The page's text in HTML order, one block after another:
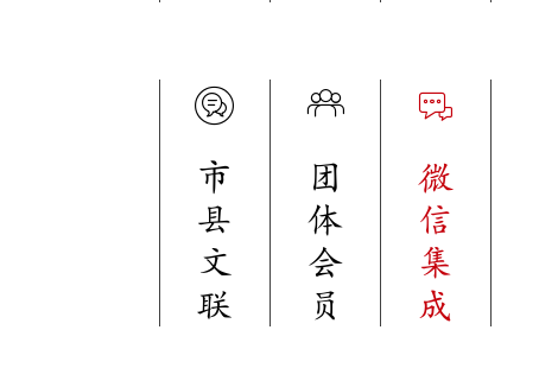
市
县
文
联
团
体
会
员
微
信
集
成